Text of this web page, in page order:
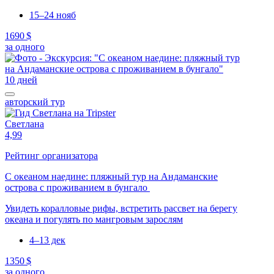
15–24 нояб
1690 $
за одного
10 дней
авторский тур
Светлана
4,99
Рейтинг организатора
С океаном наедине: пляжный тур на Андаманские
острова с проживанием в бунгало
Увидеть коралловые рифы, встретить рассвет на берегу
океана и погулять по мангровым зарослям
4–13 дек
1350 $
за одного